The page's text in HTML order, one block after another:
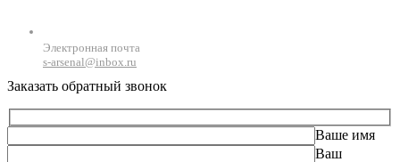
Электронная почта
s-arsenal@inbox.ru
Заказать обратный звонок
Ваше имя
Ваш